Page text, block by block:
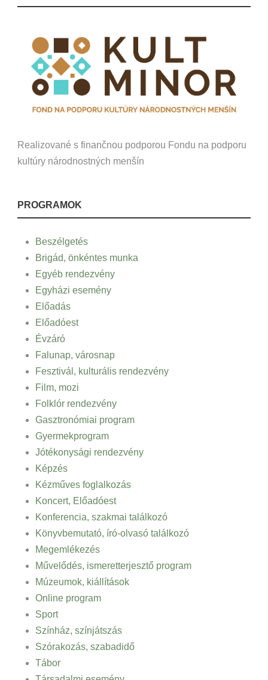
Realizované s finančnou podporou Fondu na podporu
kultúry národnostných menšín
PROGRAMOK
Beszélgetés
Brigád, önkéntes munka
Egyéb rendezvény
Egyházi esemény
Előadás
Előadóest
Évzáró
Falunap, városnap
Fesztivál, kulturális rendezvény
Film, mozi
Folklór rendezvény
Gasztronómiai program
Gyermekprogram
Jótékonysági rendezvény
Képzés
Kézműves foglalkozás
Koncert, Előadóest
Konferencia, szakmai találkozó
Könyvbemutató, író-olvasó találkozó
Megemlékezés
Művelődés, ismeretterjesztő program
Múzeumok, kiállítások
Online program
Sport
Színház, színjátszás
Szórakozás, szabadidő
Tábor